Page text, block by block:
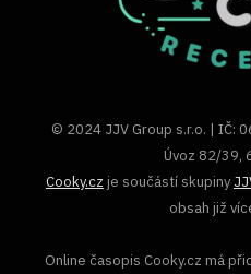
© 2024 JJV Group s.r.o. | IČ:
Úvoz 82/39,
Cooky.cz je součástí skupiny
obsah již
Online časopis Cooky.cz má